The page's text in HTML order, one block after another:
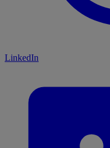
LinkedIn